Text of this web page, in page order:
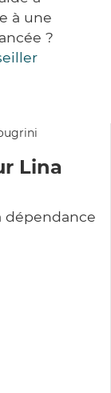
à une
?
Lina
dépendance